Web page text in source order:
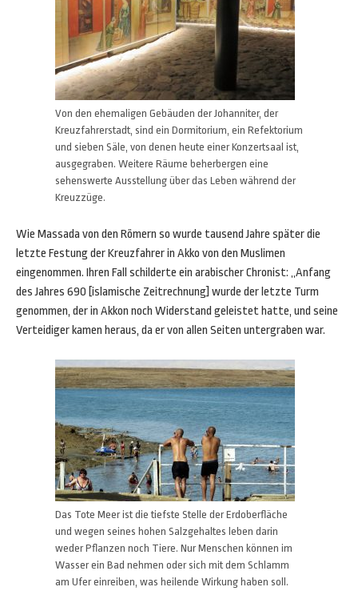
Von den ehemaligen Gebäuden der Johanniter, der
Kreuzfahrerstadt, sind ein Dormitorium, ein Refektorium
und sieben Säle, von denen heute einer Konzertsaal ist,
ausgegraben. Weitere Räume beherbergen eine
sehenswerte Ausstellung über das Leben während der
Kreuzzüge.
Wie Massada von den Römern so wurde tausend Jahre später die
letzte Festung der Kreuzfahrer in Akko von den Muslimen
eingenommen. Ihren Fall schilderte ein arabischer Chronist: „Anfang
des Jahres 690 [islamische Zeitrechnung] wurde der letzte Turm
genommen, der in Akkon noch Widerstand geleistet hatte, und seine
Verteidiger kamen heraus, da er von allen Seiten untergraben war.
Das Tote Meer ist die tiefste Stelle der Erdoberfläche
und wegen seines hohen Salzgehaltes leben darin
weder Pflanzen noch Tiere. Nur Menschen können im
Wasser ein Bad nehmen oder sich mit dem Schlamm
am Ufer einreiben, was heilende Wirkung haben soll.